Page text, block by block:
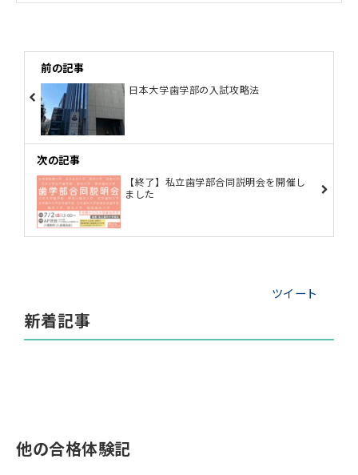
前の記事
日本大学歯学部の入試攻略法
次の記事
【終了】私立歯学部合同説明会を開催し
ました
ツイート
新着記事
他の合格体験記